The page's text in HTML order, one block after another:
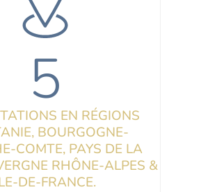
5EN RÉGIONS
BOURGOGNE-
COMTE, PAYS DE LA
RHÔNE-ALPES &
DE-FRANCE.